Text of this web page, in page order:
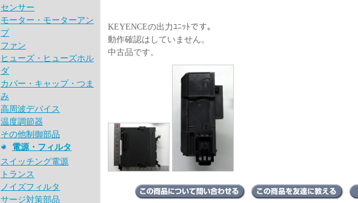
センサー
モーター・モーターアン
プ
ファン
ヒューズ・ヒューズホル
ダ
カバー・キャップ・つま
み
高周波デバイス
温度調節器
その他制御部品
電源・フィルタ
スイッチング電源
トランス
ノイズフィルタ
サージ対策部品
KEYENCEの出力ﾕﾆｯﾄです。
動作確認はしていません。
中古品です。